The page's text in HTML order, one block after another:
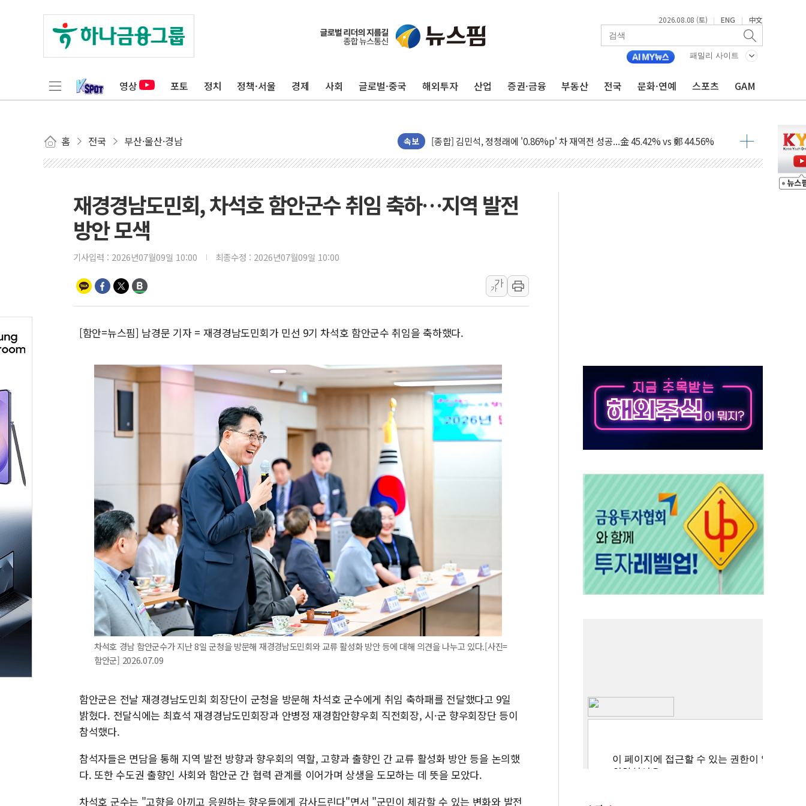
2026.08.08 (토) | ENG | 中文
패밀리 사이트
영상 포토 정치 정책·서울 경제 사회 글로벌·중국 해외투자 산업 증권·금융 부동산 전국 문화·연예 스포츠 GAM
홈 전국 부산·울산·경남 속보
포항시 재난예산 40억 긴급 투입…고수온 양식장 복구·지원 '총력'
인천 합동연설회 나선 송영길·정청래·김민석 당대표 후보
김민석, 2주차 제주·인천 경선서 정청래에 승리...47.75% vs 42.08%
[속보] 민주, 제주·인천 경선 결과 발표...김민석 47.75% 정청래 42.08%
[속보] 민주, 인천 경선 결과 발표...김민석 45.09% 정청래 43.27% 송영길 11.63%
강릉·동해·삼척 시간당 최대 50㎜ 폭우…강원 동해안 강한 비 이어져
폐기물 수거하다 참변…60대 환경미화원 수거차에 치여 사망
李대통령 "결혼 때문에 손해 보는 일 없게"…'결혼 페널티' 22개 과제 손본다
추미애, '위안부' 피해자 기림의 날 참석..."국제적 시민 연대로 목소리 내야"
인천 선재도 갯벌서 해루질 중 실종 60대 나흘만에 숨진 채 발견
인천서 말다툼 중 어머니 흉기 살해 10대 아들 체포
'화합' 꺼낸 김민석에 '뻔뻔' 받아친 정청래…제주 연설서 신경전 고조
재경경남도민회, 차석호 함안군수 취임 축하…지역 발전
방안 모색
기사입력 : 2026년07월09일 10:00 최종수정 : 2026년07월09일 10:00
가
가
[함안=뉴스핌] 남경문 기자 = 재경경남도민회가 민선 9기 차석호 함안군수 취임을 축하했다.
차석호 경남 함안군수가 지난 8일 군청을 방문해 재경경남도민회와 교류 활성화 방안 등에 대해 의견을 나누고 있다.[사진=
함안군] 2026.07.09
함안군은 전날 재경경남도민회 회장단이 군청을 방문해 차석호 군수에게 취임 축하패를 전달했다고 9일
밝혔다. 전달식에는 최효석 재경경남도민회장과 안병정 재경함안향우회 직전회장, 시·군 향우회장단 등이
참석했다.
참석자들은 면담을 통해 지역 발전 방향과 향우회의 역할, 고향과 출향인 간 교류 활성화 방안 등을 논의했
다. 또한 수도권 출향인 사회와 함안군 간 협력 관계를 이어가며 상생을 도모하는 데 뜻을 모았다.
차석호 군수는 "고향을 아끼고 응원하는 향우들에게 감사드린다"면서 "군민이 체감할 수 있는 변화와 발전